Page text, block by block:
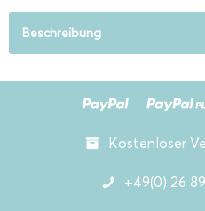
Beschreibung
Kostenloser
+49(0) 26